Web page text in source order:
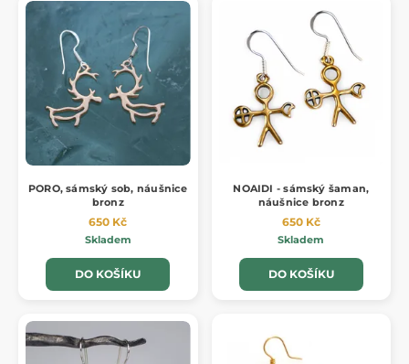
PORO, sámský sob, náušnice
bronz
650 Kč
Skladem
DO KOŠÍKU
NOAIDI - sámský šaman,
náušnice bronz
650 Kč
Skladem
DO KOŠÍKU